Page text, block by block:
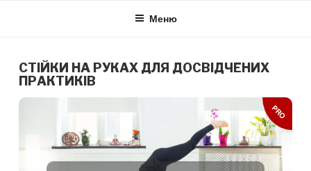
Меню
СТІЙКИ НА РУКАХ ДЛЯ ДОСВІДЧЕНИХ
ПРАКТИКІВ
PRO